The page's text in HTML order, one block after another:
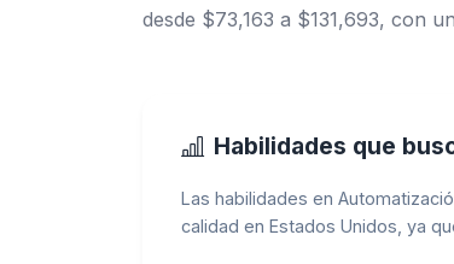
desde $73,163 a $131,693, con
Habilidades que
Las habilidades en
calidad en Estados Unidos, ya